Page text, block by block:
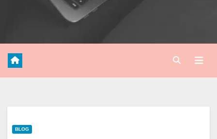
BLOG